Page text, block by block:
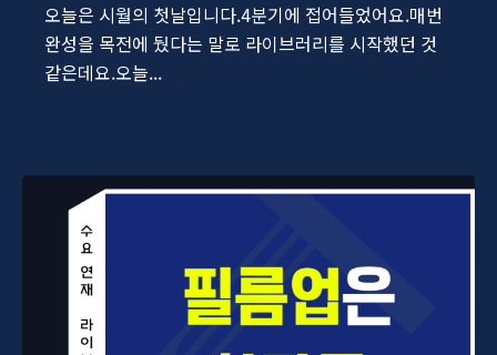
오늘은 시월의 첫날입니다.4분기에 접어들었어요.매번
완성을 목전에 뒀다는 말로 라이브러리를 시작했던 것
같은데요.오늘...